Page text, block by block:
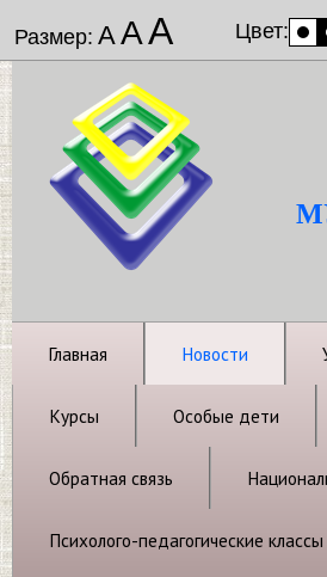
Размер: ААА Цвет:
Главная Новости
Курсы Особые дети
Обратная связь
Психолого-педагогические классы